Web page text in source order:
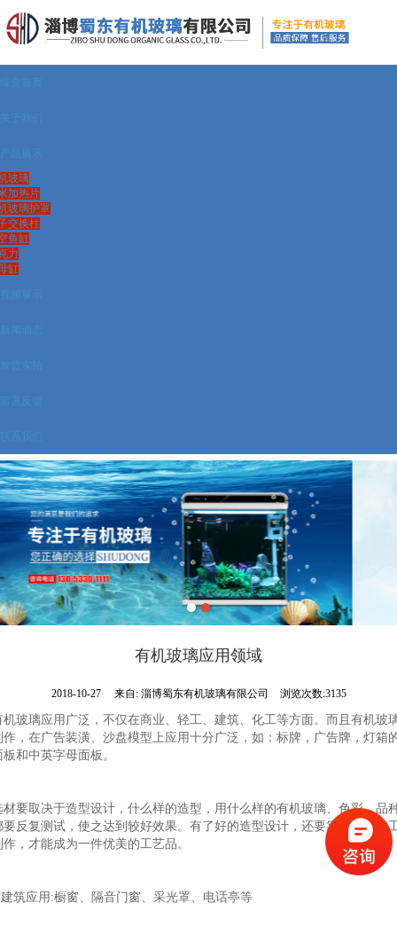
玻璃
加热片
玻璃护罩
交换柱
鱼缸
力
缸
有机玻璃应用领域
2018-10-27 来自: 淄博蜀东有机玻璃有限公司 浏览次数:3135
机玻璃应用广泛，不仅在商业、轻工、建筑、化工等方面。而且有机玻
作，在广告装潢、沙盘模型上应用十分广泛，如：标牌，广告牌，灯箱
板和中英字母面板。
材要取决于造型设计，什么样的造型，用什么样的有机玻璃、色彩、品
要反复测试，使之达到较好效果。有了好的造型设计，还要靠精心的加
作，才能成为一件优美的工艺品。
筑应用:橱窗、隔音门窗、采光罩、电话亭等